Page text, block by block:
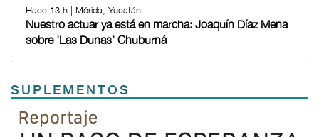
Hace 13 h | Mérida, Yucatán
Nuestro actuar ya está en marcha: Joaquín Díaz Mena
sobre 'Las Dunas' Chuburná
SUPLEMENTOS
Previous